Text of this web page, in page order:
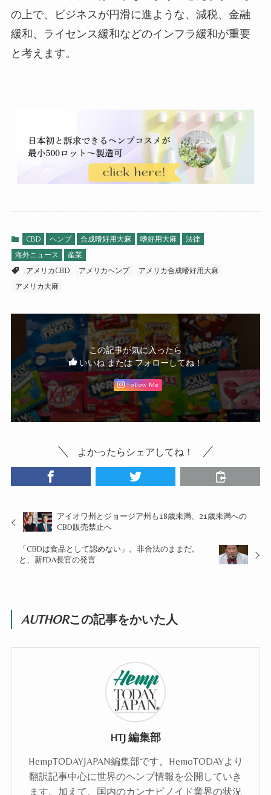
の上で、ビジネスが円滑に進ような、減税、金融
緩和、ライセンス緩和などのインフラ緩和が重要
と考えます。
CBD ヘンプ 合成嗜好用大麻 嗜好用大麻
法律
海外ニュース
産業
アメリカCBD
アメリカヘンプ
アメリカ合成嗜好用大麻
アメリカ大麻
この記事が気に入ったら
いいね または フォローしてね！
Follow Me
よかったらシェアしてね！
アイオワ州とジョージア州も18歳未満、21歳未満への
CBD販売禁止へ
「CBDは食品として認めない」。非合法のままだ。
と、新FDA長官の発言
AUTHORこの記事をかいた人
HTJ 編集部
HempTODAYJAPAN編集部です。HemoTODAYより
翻訳記事中心に世界のヘンプ情報を公開していき
ます。加えて、国内のカンナビノイド業界の状況